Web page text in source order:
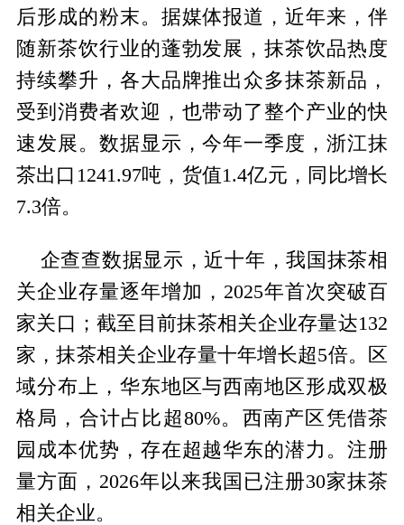
后形成的粉末。据媒体报道，近年来，伴
随新茶饮行业的蓬勃发展，抹茶饮品热度
持续攀升，各大品牌推出众多抹茶新品，
受到消费者欢迎，也带动了整个产业的快
速发展。数据显示，今年一季度，浙江抹
茶出口1241.97吨，货值1.4亿元，同比增长
7.3倍。
企查查数据显示，近十年，我国抹茶相
关企业存量逐年增加，2025年首次突破百
家关口；截至目前抹茶相关企业存量达132
家，抹茶相关企业存量十年增长超5倍。区
域分布上，华东地区与西南地区形成双极
格局，合计占比超80%。西南产区凭借茶
园成本优势，存在超越华东的潜力。注册
量方面，2026年以来我国已注册30家抹茶
相关企业。